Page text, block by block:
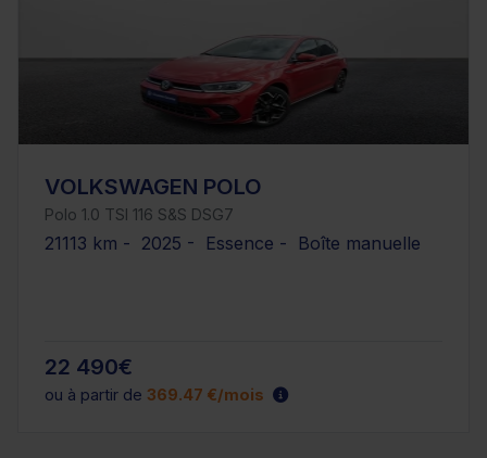
VOLKSWAGEN POLO
Polo 1.0 TSI 116 S&S DSG7
21113 km - 2025 - Essence - Boîte manuelle
22 490€
ou à partir de 369.47 €/mois